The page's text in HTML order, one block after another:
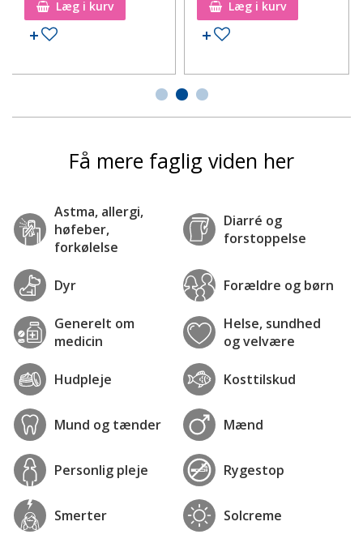
Læg i kurv
Tilføj til ønskeseddel
Læg i kurv
Tilføj til ønskeseddel
Få mere faglig viden her
Astma, allergi,
høfeber,
forkølelse
Diarré og
forstoppelse
Dyr Forældre og børn
Generelt om
medicin
Helse, sundhed
og velvære
Hudpleje Kosttilskud
Mund og tænder Mænd
Personlig pleje Rygestop
Smerter Solcreme